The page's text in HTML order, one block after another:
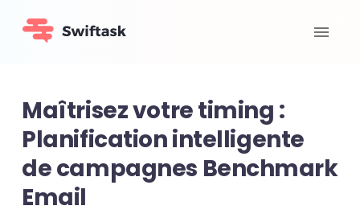
Maîtrisez votre timing :
Planification intelligente
de campagnes Benchmark
Email